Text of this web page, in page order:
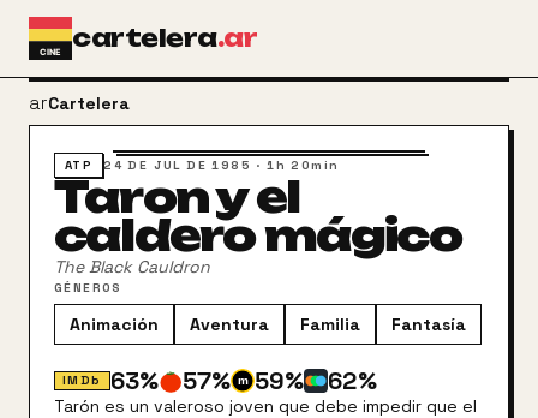
Ir al contenido principal
cartelera.ar
arrow_back
Cartelera
ATP 24 DE JUL DE 1985 ·1h 20min
Taron y el
caldero mágico
The Black Cauldron
GÉNEROS
Animación Aventura Familia Fantasía
IMDb 63% 57% 59% 62%
Tarón es un valeroso joven que debe impedir que el